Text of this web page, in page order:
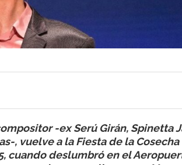
-ex Serú Girán, Spinetta
, vuelve a la Fiesta de la
cuando deslumbró en el